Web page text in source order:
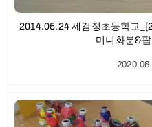
2014.05.24 세검정초등학교
미니화분&